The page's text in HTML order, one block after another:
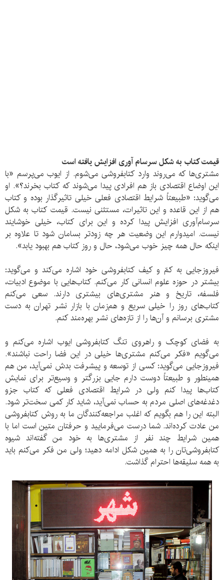
قیمت کتاب به شکل سرسام آوری افزایش یافته است
مشتری‌ها که می‌روند وارد کتابفروشی می‌شوم. از ایوب می‌پرسم «با
این اوضاع اقتصادی باز هم افرادی پیدا می‌شوند که کتاب بخرند؟». او
می‌گوید: «طبیعتاً شرایط اقتصادی فعلی خیلی تاثیرگذار بوده و کتاب
هم از این قاعده و این تاثیرات، مستثنی نیست. قیمت کتاب به شکل
سرسام‌آوری افزایش پیدا کرده و این برای کتاب، خیلی خوشایند
نیست. امیدوارم این وضعیت هر چه زودتر بسامان شود تا علاوه بر
اینکه حال همه چیز خوب می‌شود، حال و روز کتاب هم بهبود یابد».
فیروزجایی به کمّ و کیف کتابفروشی خود اشاره می‌کند و می‌گوید:
بیشتر در حوزه علوم انسانی کار می‌کنم. کتاب‌هایی با موضوع ادبیات،
فلسفه، تاریخ و هنر مشتری‌های بیشتری دارند. سعی می‌کنم
کتاب‌های روز را خیلی سریع و هم‌زمان با بازار نشر تهران به دست
مشتری برسانم و آن‌ها را از تازه‌های نشر بهره‌مند کنم.
به فضای کوچک و راهروی تنگ کتابفروشی ایوب اشاره می‌کنم و
می‌گویم «فکر می‌کنم مشتری‌ها خیلی در این فضا راحت نباشند».
فیروزجایی می‌گوید: کسی از توسعه و پیشرفت بدش نمی‌آید، من هم
همینطور و طبیعتاً دوست دارم جایی بزرگتر و وسیع‌تر برای نمایش
کتاب‌ها پیدا کنم ولی در شرایط اقتصادی فعلی که کتاب جزو
دغدغه‌های اصلی مردم به حساب نمی‌آید، شاید کار کمی سخت‌تر شود.
البته این را هم بگویم که اغلب مراجعه‌کنندگان ما به روش کتابفروشی
من عادت کرده‌اند. شما درست می‌فرمایید و حرفتان متین است اما با
همین شرایط چند نفر از مشتری‌ها به خود من گفته‌اند شیوه
کتابفروشی‌تان را به همین شکل ادامه دهید؛ ولی من فکر می‌کنم باید
به همه سلیقه‌ها احترام گذاشت.